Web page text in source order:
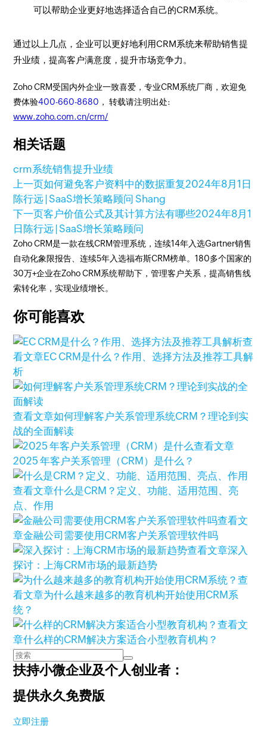
可以帮助企业更好地选择适合自己的CRM系统。
通过以上几点，企业可以更好地利用CRM系统来帮助销售提
升业绩，提高客户满意度，提升市场竞争力。
Zoho CRM受国内外企业一致喜爱，专业CRM系统厂商，欢迎免
费体验400-660-8680 ， 转载请注明出处:
www.zoho.com.cn/crm/
相关话题
crm系统销售提升业绩
上一页如何避免客户资料中的数据重复2024年8月1日
陈行远 | SaaS增长策略顾问 Shang
下一页客户价值公式及其计算方法有哪些2024年8月1
日 陈行远 | SaaS增长策略顾问
Zoho CRM是一款在线CRM管理系统，连续14年入选Gartner销售
自动化象限报告、连续5年入选福布斯CRM榜单。180多个国家的
30万+企业在Zoho CRM系统帮助下，管理客户关系，提高销售线
索转化率，实现业绩增长。
你可能喜欢
查
看文章EC CRM是什么？作用、选择方法及推荐工具解
析
查看文章如何理解客户关系管理系统CRM？理论到实
战的全面解读
查看文章
2025 年客户关系管理（CRM）是什么？
查看文章什么是CRM？定义、功能、适用范围、亮
点、作用
查看文
章金融公司需要使用CRM客户关系管理软件吗
查看文章深入
探讨：上海CRM市场的最新趋势
查
看文章为什么越来越多的教育机构开始使用CRM系
统？
查看文
章什么样的CRM解决方案适合小型教育机构？
扶持小微企业及个人创业者：
提供永久免费版
立即注册